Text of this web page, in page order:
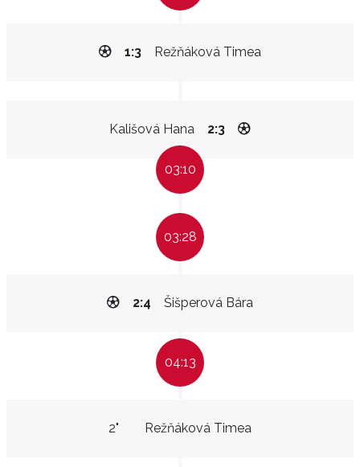
Režňáková Timea
1:3
Kališová Hana 2:3
03:10
03:28
Šišperová Bára
2:4
04:13
Režňáková Timea
2"